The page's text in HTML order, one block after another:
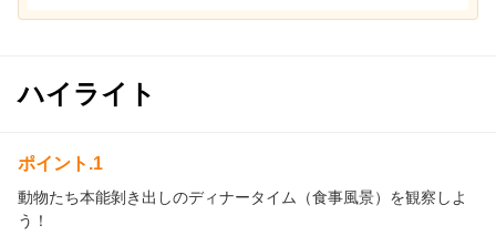
ハイライト
ポイント.1
動物たち本能剝き出しのディナータイム（食事風景）を観察しよ
う！